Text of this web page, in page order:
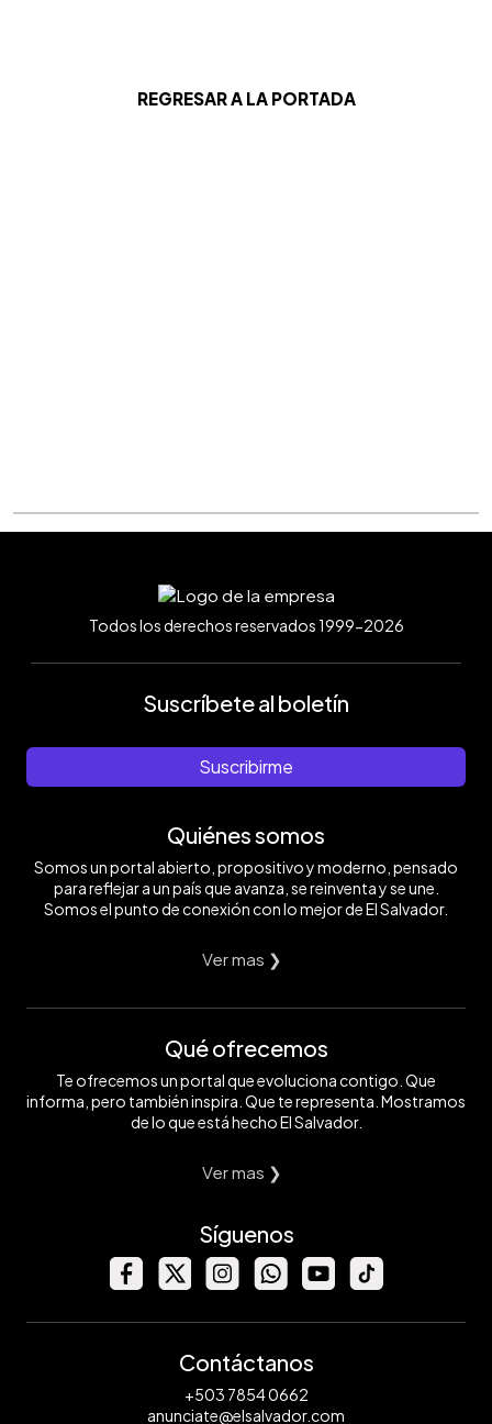
REGRESAR A LA PORTADA
Todos los derechos reservados 1999-2026
Suscríbete al boletín
Suscribirme
Quiénes somos
Somos un portal abierto, propositivo y moderno, pensado
para reflejar a un país que avanza, se reinventa y se une.
Somos el punto de conexión con lo mejor de El Salvador.
Ver mas ❯
Qué ofrecemos
Te ofrecemos un portal que evoluciona contigo. Que
informa, pero también inspira. Que te representa. Mostramos
de lo que está hecho El Salvador.
Ver mas ❯
Síguenos
Contáctanos
+503 7854 0662
anunciate@elsalvador.com